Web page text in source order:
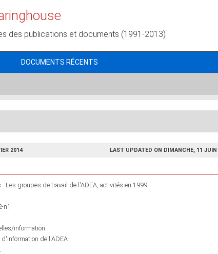
des publications et documents (1991-2013)
DOCUMENTS RÉCENTS
2014 LAST UPDATED ON DIMANCHE, 11
: Les groupes de travail de l'ADEA, activités en 1999
n1
information
d'information de l'ADEA